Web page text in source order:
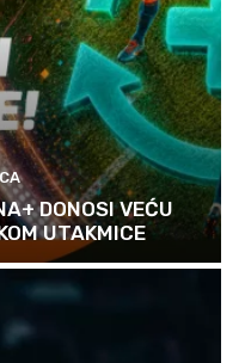
DONOSI VEĆU
UTAKMICE